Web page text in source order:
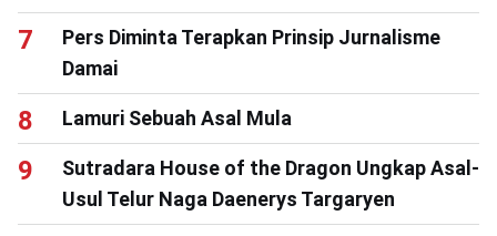
Pers Diminta Terapkan Prinsip Jurnalisme
Damai
Lamuri Sebuah Asal Mula
Sutradara House of the Dragon Ungkap Asal-
Usul Telur Naga Daenerys Targaryen